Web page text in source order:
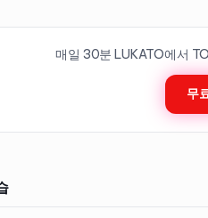
매일 30분 LUKATO에서
무